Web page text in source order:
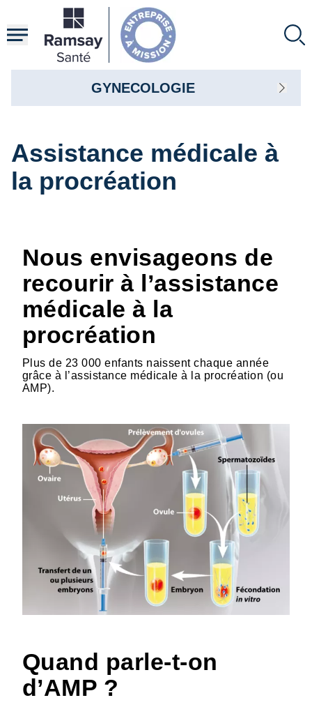
contenu
principal
Assistance médicale à
la procréation
Nous envisageons de
recourir à l’assistance
médicale à la
procréation
Plus de 23 000 enfants naissent chaque année
grâce à l’assistance médicale à la procréation (ou
AMP).
Quand parle-t-on
d’AMP ?
GYNECOLOGIE